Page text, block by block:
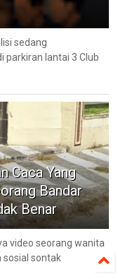
sedang
parkiran lantai 3 Club
Caca Yang
Bandar
Benar
video seorang wanita
sosial sontak